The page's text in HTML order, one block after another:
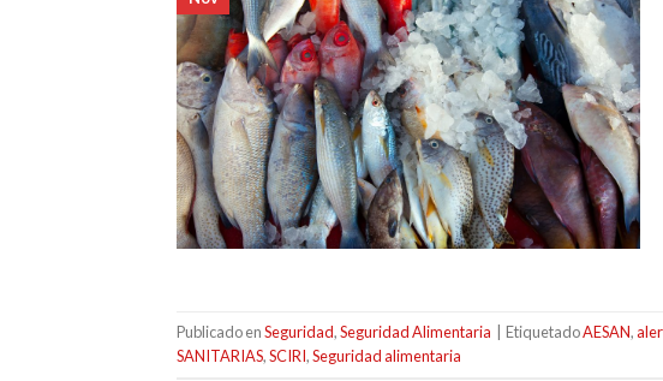
Publicado enSeguridad,Seguridad Alimentaria EtiquetadoAESAN,
SANITARIAS,SCIRI,Seguridad alimentaria